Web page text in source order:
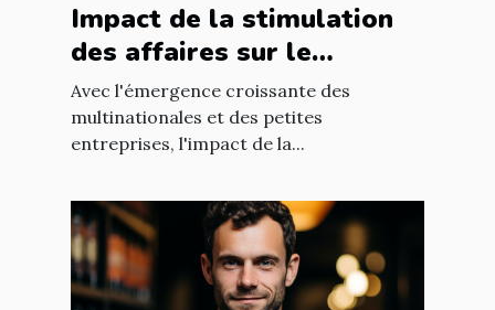
Impact de la stimulation
des affaires sur le
développement
économique mondial
Avec l'émergence croissante des
multinationales et des petites
entreprises, l'impact de la...